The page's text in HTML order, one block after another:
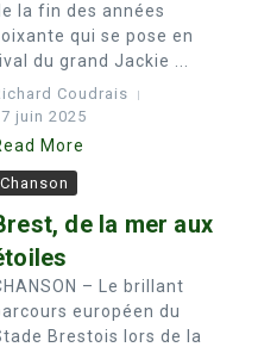
la fin des années
qui se pose en
du grand Jackie ...
Coudrais
juin 2025
More
Chanson
de la mer aux
– Le brillant
européen du
Brestois lors de la